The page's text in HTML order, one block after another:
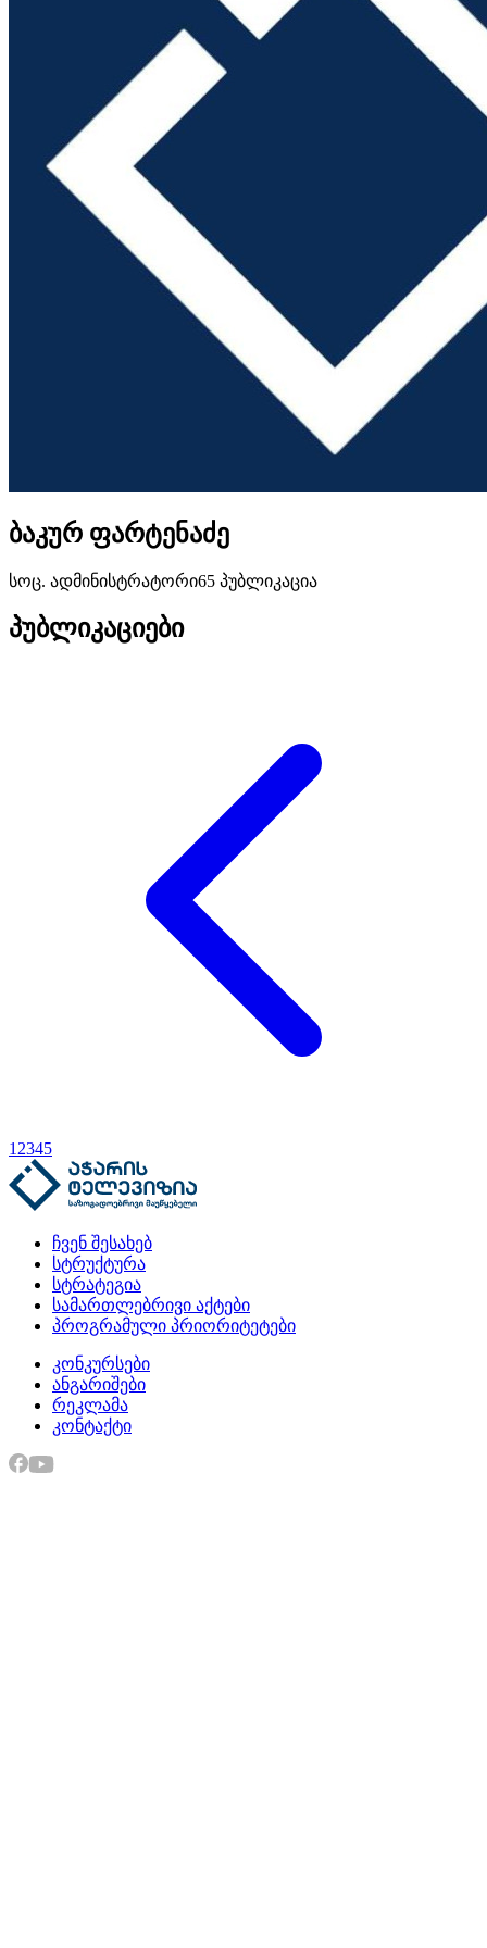
ბაკურ ფარტენაძე
სოც. ადმინისტრატორი65 პუბლიკაცია
პუბლიკაციები
1 2345
ჩვენ შესახებ
სტრუქტურა
სტრატეგია
სამართლებრივი აქტები
პროგრამული პრიორიტეტები
კონკურსები
ანგარიშები
რეკლამა
კონტაქტი